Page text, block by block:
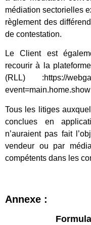
médiation sectorielles
règlement des
de contestation.
Le Client est
recourir à la
(RLL) :https://
event=main.home.show
Tous les litiges
conclues en
n’auraient pas fait
vendeur ou par
compétents dans les
Annexe :